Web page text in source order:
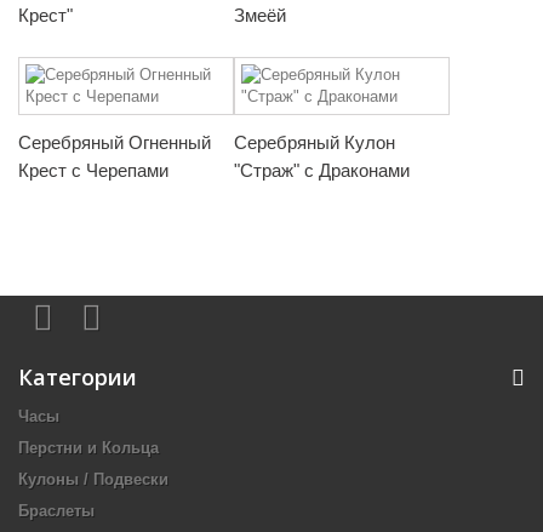
Крест"
Змеёй
Серебряный Огненный
Крест с Черепами
Серебряный Кулон
"Страж" с Драконами
Категории
Часы
Перстни и Кольца
Кулоны / Подвески
Браслеты